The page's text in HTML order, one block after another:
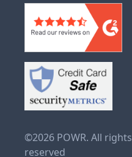
©2026 POWR. All rights
reserved